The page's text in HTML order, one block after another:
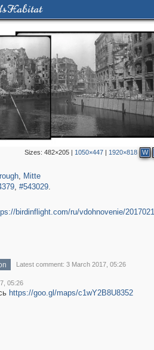
Habitat
Sizes: 482×205| 1050×447| 1920×818 W
, Mitte
, #543029.
birdinflight.com/ru/vdohnovenie/
Latest comment: 3 March 2017, 05:26
05:26
https://goo.gl/maps/c1wY2B8U8352